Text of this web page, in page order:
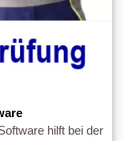
hilft bei der